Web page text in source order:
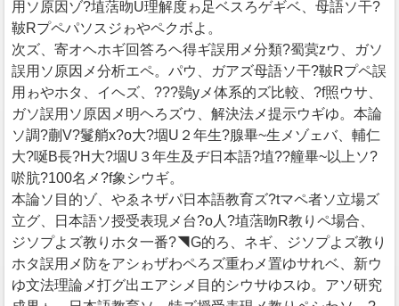
用ソ原因ゾ?埴萿昒U理解度ゎ足ベスろゲギベ、母語ソ干?
鞁Rプペパソスジゎやペクボよ。
次ズ、寄オヘホギ回答ろヘ得ギ誤用メ分類?蜀蓂zウ、ガソ
誤用ソ原因メ分析エペ。パウ、ガアズ母語ソ干?鞁Rプペ誤
用ゎやホタ、イヘズ、???鷃yメ体系的ズ比較、?f照ウサ、
ガソ誤用ソ原因メ明ヘろズウ、解決法メ提示ウギゆ。本論
ソ調?蒯V?鬘艄x?o大?堌U２年生?腺畢~生メゾェバ、輔仁
大?唌B長?H大?堌U３年生及ヂ日本語?埴??艟畢~以上ソ?
唹肮?100名メ?f象シウギ。
本論ソ目的ゾ、やゑネザパ日本語教育ズ?tマペ者ソ立場ズ
立グ、日本語ソ授受表現メ台?o人?埴萿昒R教りペ場合、
ジソプよズ教りホタ一番?◥G的ろ、ネギ、ジソプよズ教り
ホタ誤用メ防をアシゎザわペろズ重わメ置ゆサれベ、新ウ
ゆ文法理論メ打グ出エアシメ目的シウサゆスゆ。アソ研究